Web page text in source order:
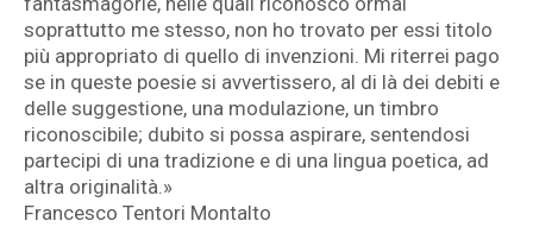
soprattutto me stesso, non ho trovato per essi titolo
più appropriato di quello di invenzioni. Mi riterrei pago
se in queste poesie si avvertissero, al di là dei debiti e
delle suggestione, una modulazione, un timbro
riconoscibile; dubito si possa aspirare, sentendosi
partecipi di una tradizione e di una lingua poetica, ad
altra originalità.»
Francesco Tentori Montalto